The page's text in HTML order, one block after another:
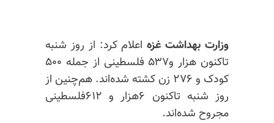
وزارت بهداشت غزهاعلام کرد: از روز شنبه
تاکنون هزار و۵۳۷ فلسطینی از جمله ۵۰۰
کودک و ۲۷۶ زن کشته شد‌ه‌اند. هم‌چنین از
روز شنبه تاکنون ۶هزار و ۶۱۲فلسطینی
مجروح شده‌اند.